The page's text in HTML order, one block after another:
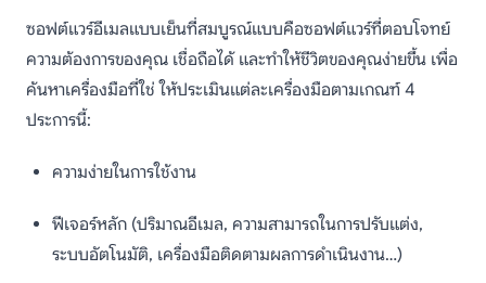
ซอฟต์แวร์อีเมลแบบเย็นที่สมบูรณ์แบบคือซอฟต์แวร์ที่ตอบโจทย์
ความต้องการของคุณ เชื่อถือได้ และทำให้ชีวิตของคุณง่ายขึ้น เพื่อ
ค้นหาเครื่องมือที่ใช่ ให้ประเมินแต่ละเครื่องมือตามเกณฑ์ 4
ประการนี้:
ความง่ายในการใช้งาน
ฟีเจอร์หลัก (ปริมาณอีเมล, ความสามารถในการปรับแต่ง,
ระบบอัตโนมัติ, เครื่องมือติดตามผลการดำเนินงาน…)